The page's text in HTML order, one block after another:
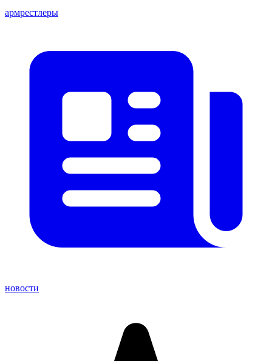
армрестлеры
новости